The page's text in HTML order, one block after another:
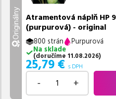
Originálny Atramentová náplň HP
(purpurová) - original
800 strán
Purpurová
Na sklade
(doručíme 11.08.2026)
25,79 € s DPH
- +